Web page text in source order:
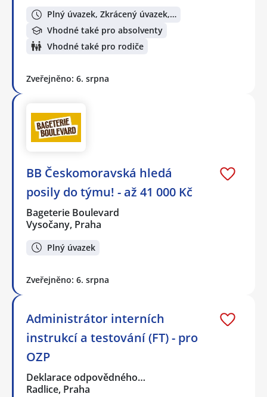
Plný úvazek, Zkrácený úvazek,…
Vhodné také pro absolventy
Vhodné také pro rodiče
Zveřejněno: 6. srpna
BB Českomoravská hledá
posily do týmu! - až 41 000 Kč
Bageterie Boulevard
Vysočany, Praha
Plný úvazek
Zveřejněno: 6. srpna
Administrátor interních
instrukcí a testování (FT) - pro
OZP
Deklarace odpovědného…
Radlice, Praha